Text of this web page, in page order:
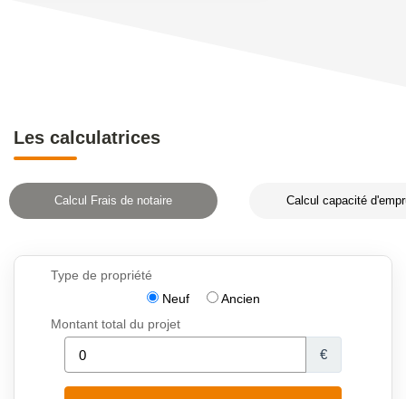
Les calculatrices
Calcul Frais de notaire Calcul capacité